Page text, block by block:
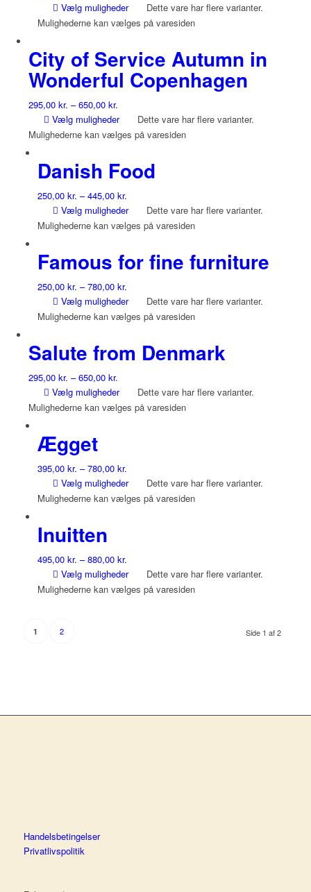
Vælg muligheder
Dette vare har flere varianter.
Mulighederne kan vælges på varesiden
City of Service Autumn in
Wonderful Copenhagen
295,00 kr. –650,00 kr.
Vælg muligheder
Dette vare har flere varianter.
Mulighederne kan vælges på varesiden
Danish Food
250,00 kr. –445,00 kr.
Vælg muligheder
Dette vare har flere varianter.
Mulighederne kan vælges på varesiden
Famous for fine furniture
250,00 kr. –780,00 kr.
Vælg muligheder
Dette vare har flere varianter.
Mulighederne kan vælges på varesiden
Salute from Denmark
295,00 kr. –650,00 kr.
Vælg muligheder
Dette vare har flere varianter.
Mulighederne kan vælges på varesiden
Ægget
395,00 kr. –780,00 kr.
Vælg muligheder
Dette vare har flere varianter.
Mulighederne kan vælges på varesiden
Inuitten
495,00 kr. –880,00 kr.
Vælg muligheder
Dette vare har flere varianter.
Mulighederne kan vælges på varesiden
Side 1 af 2
1 2
Handelsbetingelser
Privatlivspolitik